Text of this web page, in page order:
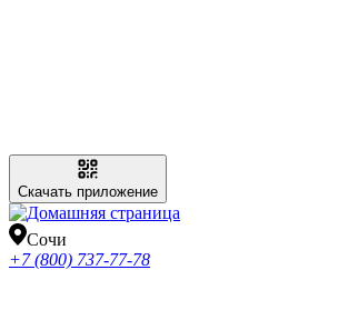
Скачать приложение
Сочи
+7 (800) 737-77-78